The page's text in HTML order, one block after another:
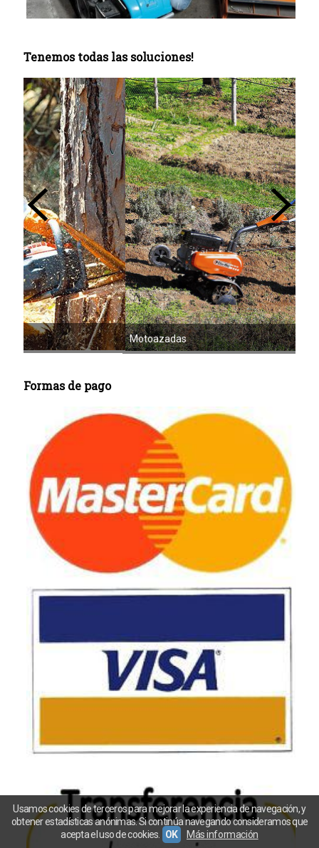
Tenemos todas las soluciones!
Motoazadas
Formas de pago
Usamos cookies de terceros para mejorar la experiencia de navegación, y
obtener estadísticas anónimas. Si continúa navegando consideramos que
acepta el uso de cookies.
OK Más información